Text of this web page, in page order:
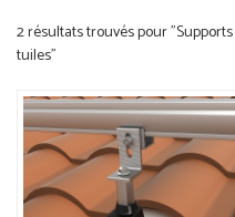
2 résultats trouvés pour
tuiles"